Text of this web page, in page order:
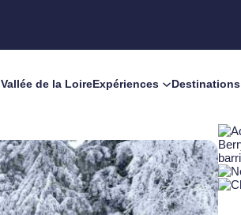
Vallée de la LoireExpériences Destinations